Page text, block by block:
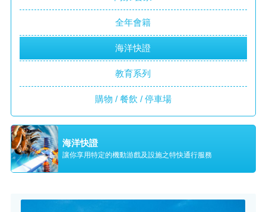
全年會籍
海洋快證
教育系列
購物 / 餐飲 / 停車場
海洋快證
讓你享用特定的機動游戲及設施之特快通行服務